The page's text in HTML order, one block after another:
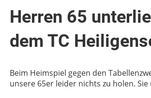
Herren 65
dem TC
Beim Heimspiel gegen den
unsere 65er leider nichts zu holen. Sie